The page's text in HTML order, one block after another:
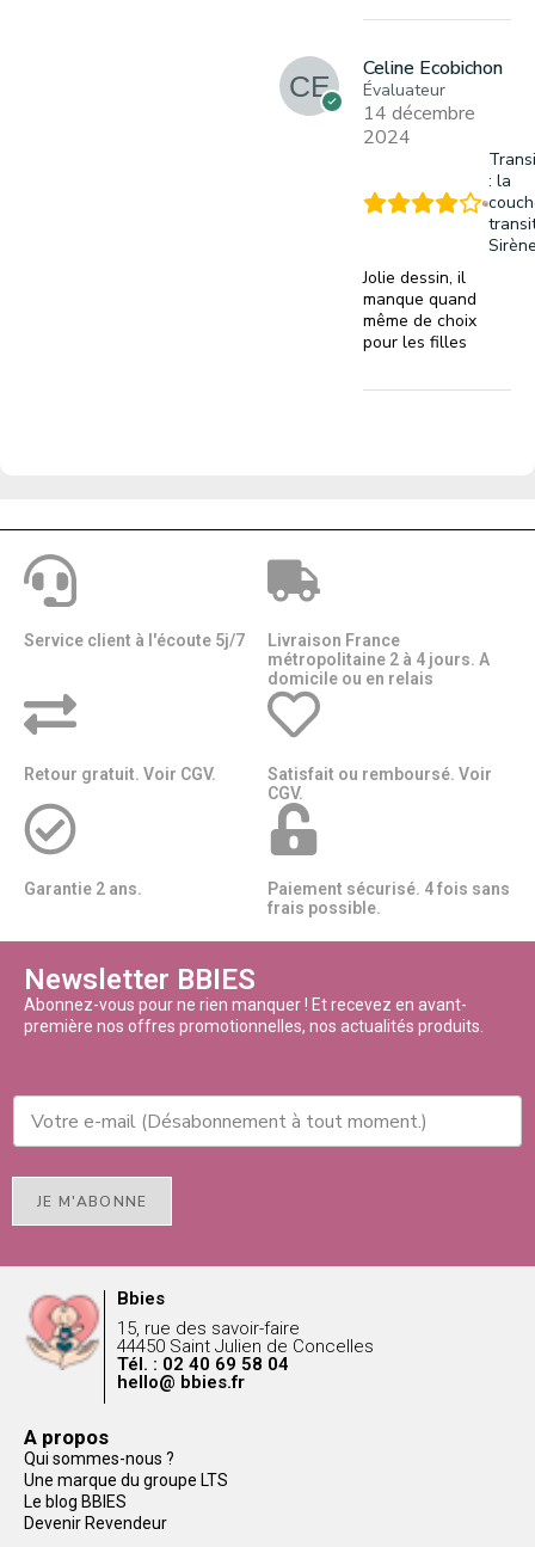
Celine Ecobichon
Évaluateur
14 décembre
2024
: la
Jolie dessin, il
manque quand
même de choix
pour les filles
Service client à l'écoute 5j/7
Livraison France
métropolitaine 2 à 4 jours. A
domicile ou en relais​​
Retour gratuit. Voir CGV.
Satisfait ou remboursé. Voir
CGV.
Garantie 2 ans.
Paiement sécurisé. 4 fois sans
frais possible.
Newsletter BBIES
Abonnez-vous pour ne rien manquer ! Et recevez en avant-
première nos offres promotionnelles, nos actualités produits.
JE M'ABONNE
Bbies
15, rue des savoir-faire
44450 Saint Julien de Concelles
Tél. : 02 40 69 58 04
hello@ bbies.fr
A propos
Qui sommes-nous ?
Une marque du groupe LTS
Le blog BBIES
Devenir Revendeur